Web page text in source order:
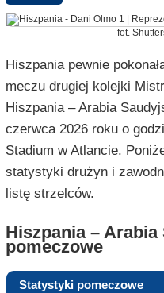
fot.
Hiszpania pewnie
meczu drugiej kolejki
Hiszpania – Arabia
czerwca 2026 roku o
Stadium w Atlancie.
statystyki drużyn i
listę strzelców.
Hiszpania –
pomeczowe
Statystyki pomeczowe